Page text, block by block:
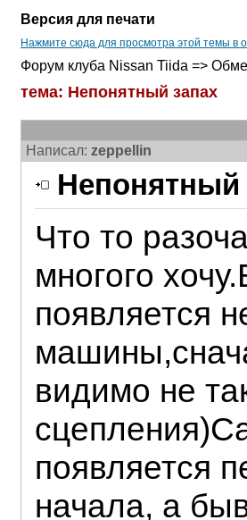
Версия для печати
Нажмите сюда для просмотра этой темы в
Форум клуба Nissan Tiida =>
тема: Непонятный запах
Написал: zeppellin
Непонятный
Что то
многого
появляется
видимо не
появляется
начала, а